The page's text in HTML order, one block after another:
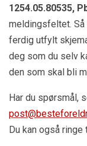
1254.05.80535,
meldingsfeltet. Så
ferdig utfylt
deg som du selv
den som skal bli
Har du spørsmål,
Du kan også